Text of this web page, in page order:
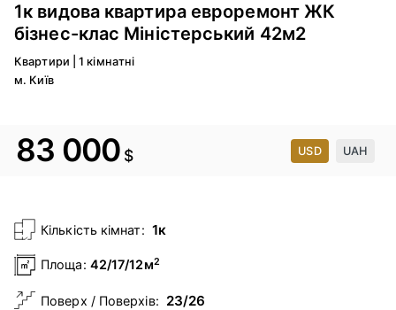
1к видова квартира евроремонт ЖК
бізнес-клас Міністерський 42м2
Квартири |1 кімнатні
м. Київ
83 000 $ USD UAH
Кількість кімнат: 1к
Площа: 42/17/12м2
Поверх / Поверхів: 23/26